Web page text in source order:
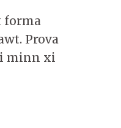
forma
Prova
minn xi